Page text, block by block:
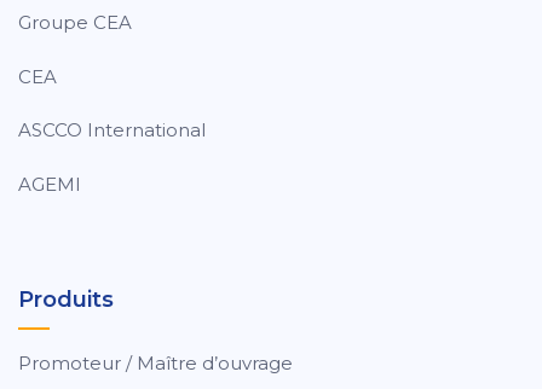
Groupe CEA
CEA
ASCCO International
AGEMI
Produits
Promoteur / Maître d’ouvrage